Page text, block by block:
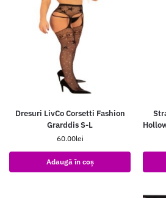
Dresuri LivCo Corsetti Fashion
Grarddis S-L
60.00lei
Adaugă în coș